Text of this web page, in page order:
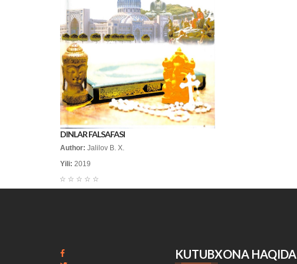
DINLAR FALSAFASI
Author: Jalilov B. X.
Yili: 2019
☆
☆
☆
☆
☆
KUTUBXONA HAQIDA